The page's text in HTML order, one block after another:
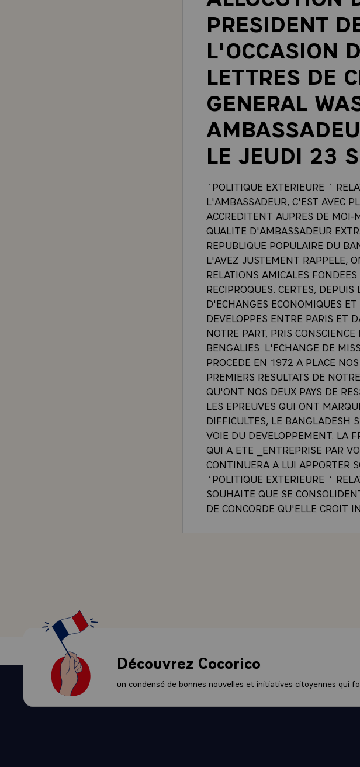
PRESIDENT
L'OCCASION
LETTRES DE
GENERAL
LE JEUDI 23
`POLITIQUE EXTERIEURE `
L'AMBASSADEUR, C'EST AVEC
ACCREDITENT AUPRES DE
QUALITE D'AMBASSADEUR
REPUBLIQUE POPULAIRE DU
L'AVEZ JUSTEMENT RAPPELE,
RELATIONS AMICALES
RECIPROQUES. CERTES,
D'ECHANGES ECONOMIQUES
DEVELOPPES ENTRE PARIS ET
NOTRE PART, PRIS
BENGALIES. L'ECHANGE DE
PROCEDE EN 1972 A PLACE
PREMIERS RESULTATS DE
QU'ONT NOS DEUX PAYS DE
LES EPREUVES QUI ONT
DIFFICULTES, LE BANGLADESH
VOIE DU DEVELOPPEMENT. LA
QUI A ETE _ENTREPRISE PAR
CONTINUERA A LUI APPORTER
`POLITIQUE EXTERIEURE `
SOUHAITE QUE SE
DE CONCORDE QU'ELLE CROIT
AUJOURD'HUI LE SUCCES DES
AFFERMIR SON
INTERNATIONALES ET
INSPIRE. AUSSI TROUVEREZ-
AUPRES DE MOI-MEME QUE DE
Découvrez Cocorico
un condensé de bonnes nouvelles et initiatives citoyennes qui